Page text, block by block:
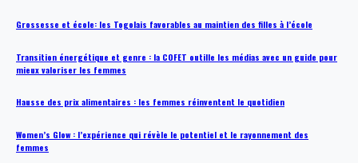
Grossesse et école: les Togolais favorables au maintien des filles à l’école
Transition énergétique et genre : la COFET outille les médias avec un guide pour
mieux valoriser les femmes
Hausse des prix alimentaires : les femmes réinventent le quotidien
Women’s Glow : l’expérience qui révèle le potentiel et le rayonnement des
femmes